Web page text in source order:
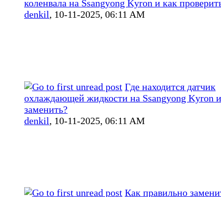
коленвала на Ssangyong Kyron и как
denkil, 10-11-2025, 06:11 AM
Где находится датчик
охлаждающей жидкости на Ssangyong Kyron
заменить?
denkil, 10-11-2025, 06:11 AM
Как правильно